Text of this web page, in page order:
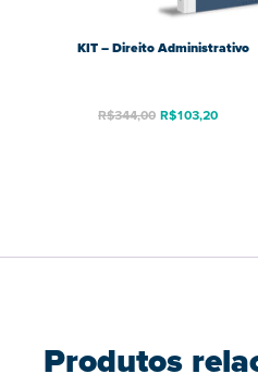
KIT – Direito Administrativo
R$344,00 O
R$103,20
Produtos